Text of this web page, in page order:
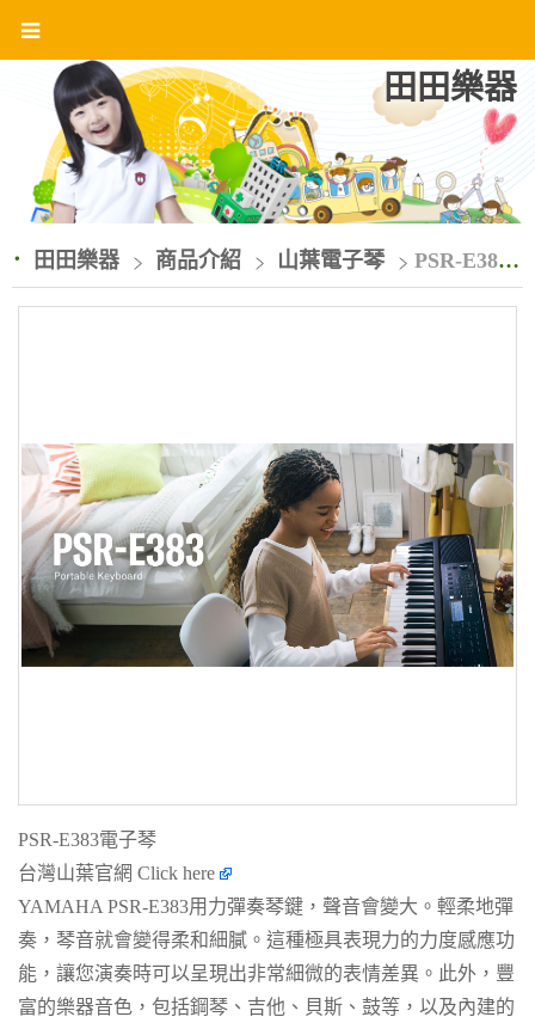
田田樂器
田田樂器 商品介紹 山葉電子琴 PSR-E383電子琴
PSR-E383電子琴
台灣山葉官網 Click here
YAMAHA PSR-E383用力彈奏琴鍵，聲音會變大。輕柔地彈
奏，琴音就會變得柔和細膩。這種極具表現力的力度感應功
能，讓您演奏時可以呈現出非常細微的表情差異。此外，豐
富的樂器音色，包括鋼琴、吉他、貝斯、鼓等，以及內建的